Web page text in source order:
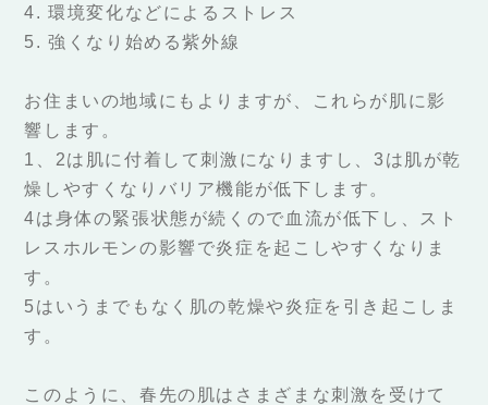
4. 環境変化などによるストレス
5. 強くなり始める紫外線
お住まいの地域にもよりますが、これらが肌に影
響します。
1、2は肌に付着して刺激になりますし、3は肌が乾
燥しやすくなりバリア機能が低下します。
4は身体の緊張状態が続くので血流が低下し、スト
レスホルモンの影響で炎症を起こしやすくなりま
す。
5はいうまでもなく肌の乾燥や炎症を引き起こしま
す。
このように、春先の肌はさまざまな刺激を受けて